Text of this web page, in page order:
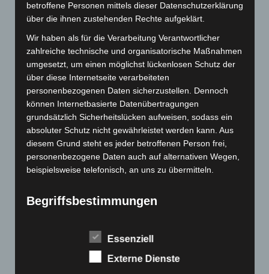
Elektro-Fahrräder
Elektro-Kabinenroller
Elektro-Klappräder
Elektro-Lastendreiräder
Elektro-Roller
Elektro-Seniorenmobile
Elektro-Trikes
Ersatzteile
Rechtliches
Impressum
Datenschutzerklärung
Zahlungsmöglichkeiten
Rückgabe von Elektroaltgeräten
betroffene Personen mittels dieser Datenschutzerklärung
über die ihnen zustehenden Rechte aufgeklärt.
Wir haben als für die Verarbeitung Verantwortlicher
zahlreiche technische und organisatorische Maßnahmen
umgesetzt, um einen möglichst lückenlosen Schutz der
über diese Internetseite verarbeiteten
personenbezogenen Daten sicherzustellen. Dennoch
können Internetbasierte Datenübertragungen
grundsätzlich Sicherheitslücken aufweisen, sodass ein
absoluter Schutz nicht gewährleistet werden kann. Aus
diesem Grund steht es jeder betroffenen Person frei,
personenbezogene Daten auch auf alternativen Wegen,
beispielsweise telefonisch, an uns zu übermitteln.
Begriffsbestimmungen
Begrifflichkeiten, die durch den Europäischen Richtlinien-
Grundverordnung (DS-GVO) verwendet wurden. Unsere
Essenziell
Externe Dienste